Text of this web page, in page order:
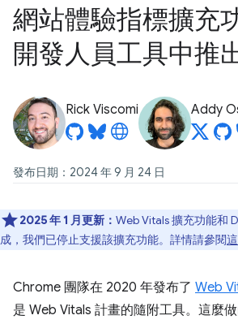
網站體驗指標擴充
開發人員工具中推
Rick Viscomi Addy
發布日期：2024 年 9 月 24 日
2025 年 1 月更新： Web Vitals 擴充功能和
成，我們已停止支援該擴充功能。詳情請參閱
Chrome 團隊在 2020 年發布了 Web
是 Web Vitals 計畫的隨附工具。這麼